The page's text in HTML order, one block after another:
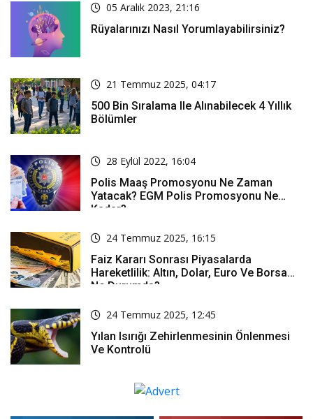
05 Aralık 2023, 21:16
Rüyalarınızı Nasıl Yorumlayabilirsiniz?
21 Temmuz 2025, 04:17
500 Bin Sıralama Ile Alınabilecek 4 Yıllık
Bölümler
28 Eylül 2022, 16:04
Polis Maaş Promosyonu Ne Zaman
Yatacak? EGM Polis Promosyonu Ne
Kadar?
24 Temmuz 2025, 16:15
Faiz Kararı Sonrası Piyasalarda
Hareketlilik: Altın, Dolar, Euro Ve Borsa
Ne Durumda?
24 Temmuz 2025, 12:45
Yılan Isırığı Zehirlenmesinin Önlenmesi
Ve Kontrolü